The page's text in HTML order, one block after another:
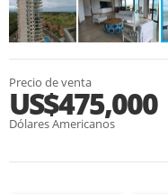
Precio de venta
US$475,000
Dólares Americanos